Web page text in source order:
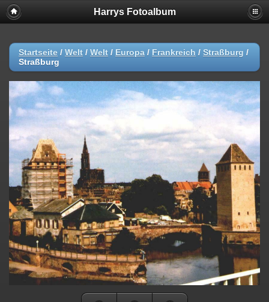
Harrys Fotoalbum
Startseite / Welt / Welt / Europa / Frankreich / Straßburg /
Straßburg